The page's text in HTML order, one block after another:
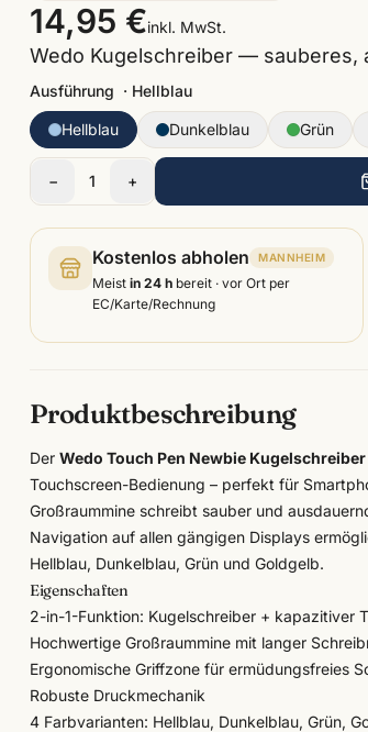
14,95 €inkl. MwSt.
Wedo Kugelschreiber — sauberes,
Ausführung · Hellblau
Hellblau Dunkelblau Grün
− 1 +
Kostenlos abholen MANNHEIM
Meist in 24 h bereit · vor Ort per
EC/Karte/Rechnung
Produktbeschreibung
Der Wedo Touch Pen Newbie Kugelschreiber
Touchscreen-Bedienung – perfekt für
Großraummine schreibt sauber und
Navigation auf allen gängigen Displays
Hellblau, Dunkelblau, Grün und Goldgelb.
Eigenschaften
2-in-1-Funktion: Kugelschreiber + kapazitiver
Hochwertige Großraummine mit langer
Ergonomische Griffzone für ermüdungsfreies
Robuste Druckmechanik
4 Farbvarianten: Hellblau, Dunkelblau, Grün,